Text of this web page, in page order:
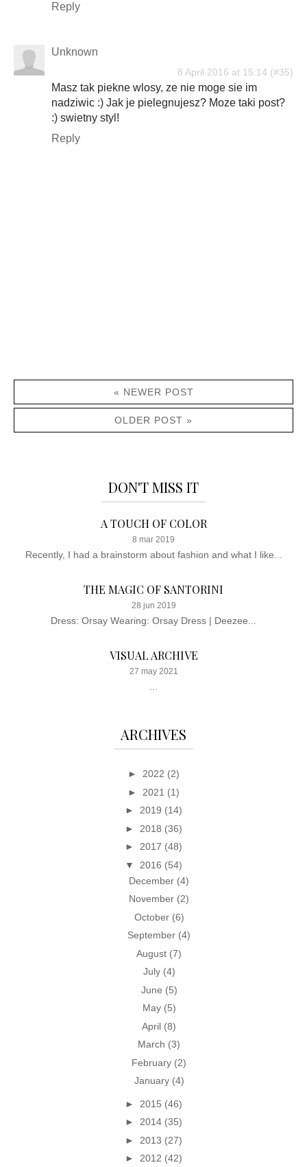
Reply
Unknown
8 April 2016 at 15:14
Masz tak piekne wlosy, ze nie moge sie im
nadziwic :) Jak je pielegnujesz? Moze taki post?
:) swietny styl!
Reply
« NEWER POST
OLDER POST »
DON'T MISS IT
A TOUCH OF COLOR
8 mar 2019
Recently, I had a brainstorm about fashion and what I like...
THE MAGIC OF SANTORINI
28 jun 2019
Dress: Orsay Wearing: Orsay Dress | Deezee...
VISUAL ARCHIVE
27 may 2021
ARCHIVES
► 2022 (2)
► 2021 (1)
► 2019 (14)
► 2018 (36)
► 2017 (48)
▼ 2016 (54)
December (4)
November (2)
October (6)
September (4)
August (7)
July (4)
June (5)
May (5)
April (8)
March (3)
February (2)
January (4)
► 2015 (46)
► 2014 (35)
► 2013 (27)
► 2012 (42)